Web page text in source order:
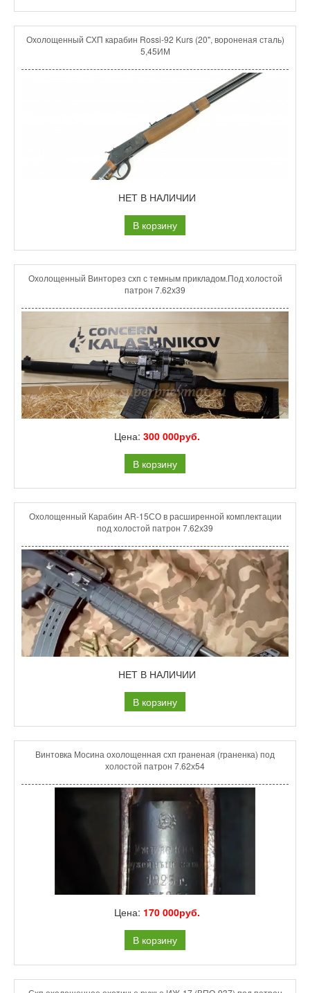
Охолощенный СХП карабин Rossi-92 Kurs (20", вороненая сталь)
5,45ИМ
НЕТ В НАЛИЧИИ
В корзину
Охолощенный Винторез схп с темным прикладом.Под холостой
патрон 7.62х39
Цена: 300 000руб.
В корзину
Охолощенный Карабин AR-15СО в расширенной комплектации
под холостой патрон 7.62х39
НЕТ В НАЛИЧИИ
В корзину
Винтовка Мосина охолощенная схп граненая (граненка) под
холостой патрон 7.62х54
Цена: 170 000руб.
В корзину